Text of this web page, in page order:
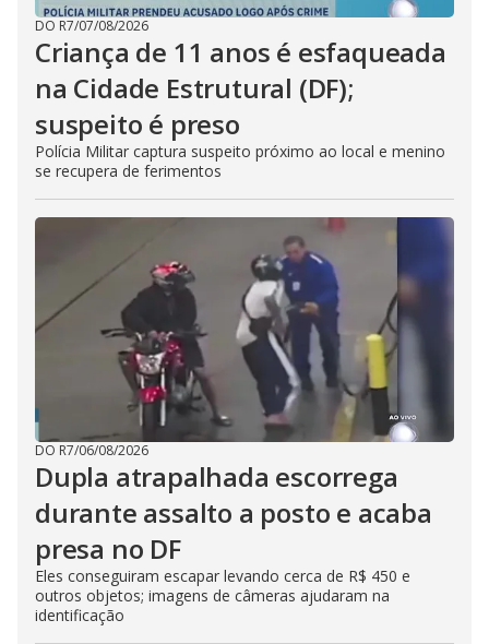
DO R7/07/08/2026
Criança de 11 anos é esfaqueada
na Cidade Estrutural (DF);
suspeito é preso
Polícia Militar captura suspeito próximo ao local e menino
se recupera de ferimentos
DO R7/06/08/2026
Dupla atrapalhada escorrega
durante assalto a posto e acaba
presa no DF
Eles conseguiram escapar levando cerca de R$ 450 e
outros objetos; imagens de câmeras ajudaram na
identificação